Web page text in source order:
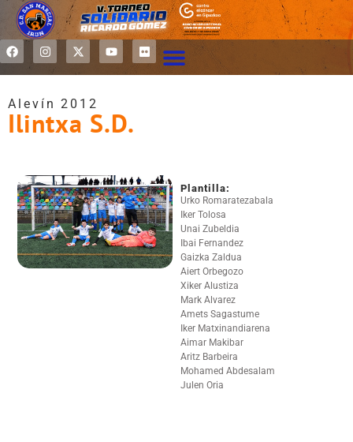
Alevín 2012
Ilintxa S.D.
Plantilla:
Urko Romaratezabala
Iker Tolosa
Unai Zubeldia
Ibai Fernandez
Gaizka Zaldua
Aiert Orbegozo
Xiker Alustiza
Mark Alvarez
Amets Sagastume
Iker Matxinandiarena
Aimar Makibar
Aritz Barbeira
Mohamed Abdesalam
Julen Oria